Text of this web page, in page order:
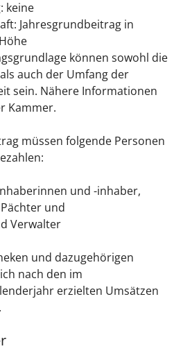
keine
Jahresgrundbeitrag in
können sowohl die
auch der Umfang der
sein. Nähere Informationen
Kammer.
müssen folgende Personen
und -inhaber,
und
Verwalter
und dazugehörigen
nach den im
erzielten Umsätzen